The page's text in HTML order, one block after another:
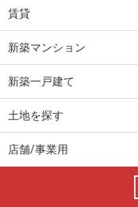
賃貸
新築マンション
新築一戸建て
土地を探す
店舗/事業用